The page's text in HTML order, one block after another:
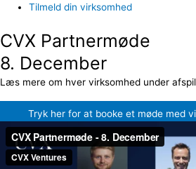
Tilmeld din virksomhed
CVX Partnermøde
8. December
Læs mere om hver virksomhed under
Tryk her for at booke et møde med